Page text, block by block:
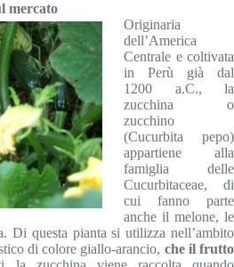
mercato
Originaria
dell’America
Centrale e coltivata
in Perù già dal
1200 a.C., la
zucchina o
zucchino
(Cucurbita pepo)
appartiene alla
famiglia delle
Cucurbitaceae, di
cui fanno parte
anche il melone, le
Di questa pianta si utilizza nell’ambito
di colore giallo-arancio, che il frutto